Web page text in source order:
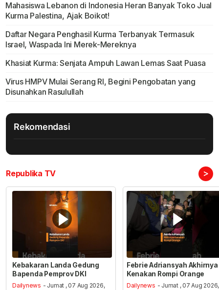
Mahasiswa Lebanon di Indonesia Heran Banyak Toko Jual
Kurma Palestina, Ajak Boikot!
Daftar Negara Penghasil Kurma Terbanyak Termasuk
Israel, Waspada Ini Merek-Mereknya
Khasiat Kurma: Senjata Ampuh Lawan Lemas Saat Puasa
Virus HMPV Mulai Serang RI, Begini Pengobatan yang
Disunahkan Rasulullah
Rekomendasi
Republika TV >
Kebakaran Landa Gedung
Bapenda Pemprov DKI
Dailynews - Jumat , 07 Aug 2026,
Febrie Adriansyah Akhirnya
Kenakan Rompi Orange
Dailynews - Jumat , 07 Aug 2026,